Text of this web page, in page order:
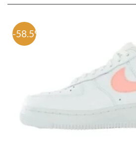
-58.5%